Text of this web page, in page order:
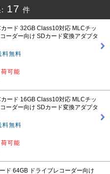
17 件
ード 32GB Class10対応 MLCチッ
ーダー向け SDカード変換アダプタ
料無料
可能
ード 16GB Class10対応 MLCチッ
ーダー向け SDカード変換アダプタ
料無料
可能
ド 64GB ドライブレコーダー向け